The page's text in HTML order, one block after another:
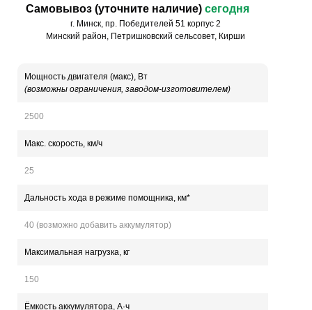
Мощность двигателя (макс), Вт
(возможны ограничения, заводом-изготовителем)
2500
Макс. скорость, км/ч
25
Дальность хода в режиме помощника, км*
40 (возможно добавить аккумулятор)
Максимальная нагрузка, кг
150
Ёмкость аккумулятора, А·ч
г. Минск, пр. Победителей 51 корпус 2
Минский район, Петришковский сельсовет, Кирши
Самовывоз (уточните наличие) сегодня